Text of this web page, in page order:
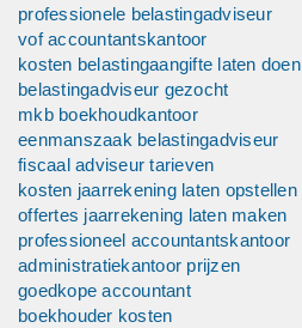
professionele belastingadviseur
vof accountantskantoor
kosten belastingaangifte laten doen
belastingadviseur gezocht
mkb boekhoudkantoor
eenmanszaak belastingadviseur
fiscaal adviseur tarieven
kosten jaarrekening laten opstellen
offertes jaarrekening laten maken
professioneel accountantskantoor
administratiekantoor prijzen
goedkope accountant
boekhouder kosten